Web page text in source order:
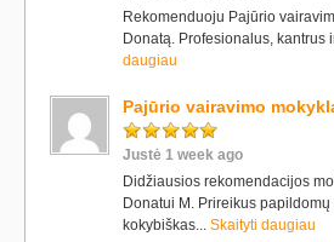
Rekomenduoju Pajūrio
Donatą. Profesionalus, kantrus
daugiau
Pajūrio vairavimo
Justė 1 week ago
Didžiausios rekomendacijos
Donatui M. Prireikus
kokybiškas... Skaityti daugiau